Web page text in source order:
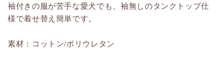
袖付きの服が苦手な愛犬でも、袖無しのタンクトップ仕
様で着せ替え簡単です。
素材：コットン/ポリウレタン